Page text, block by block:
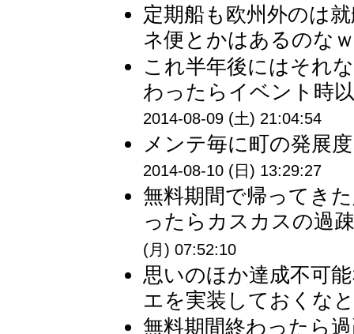
定期船も欧州外のは
ネ便とかはあるのな
これ半年後にはそれ
わったらイベント時
2014-08-09 (土) 21:04:54
メンテ毎に町の発展
2014-08-10 (日) 13:29:27
無料期間で帰ってき
ったらカスカスの過
(月) 07:52:10
思いのほか達成不可
エを実装しておくな
無料期間終わったら